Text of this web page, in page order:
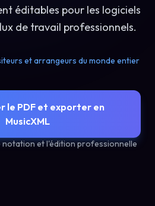
éditables pour les logiciels
de travail professionnels.
et arrangeurs du monde entier
le PDF et exporter en
MusicXML
notation et l'édition professionnelle